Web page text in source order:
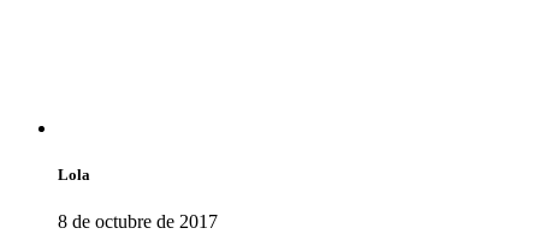
Lola
8 de octubre de 2017